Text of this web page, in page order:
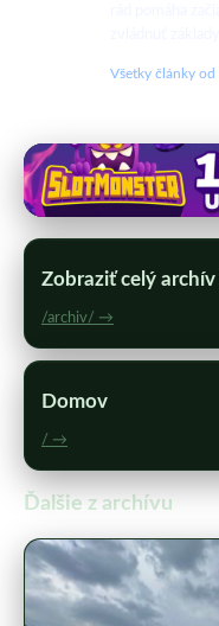
Všetky články
Zobraziť celý
/archiv/ →
Domov
/ →
Ďalšie z archívu